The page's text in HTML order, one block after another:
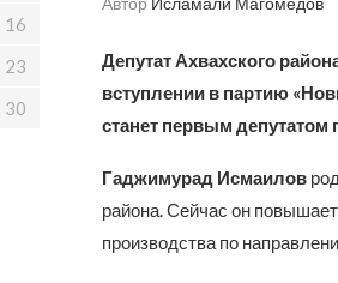
Депутат Ахвахского
вступлении в партию
станет первым депутатом
Гаджимурад Исмаилов
района. Сейчас он
производства по
16
23
30